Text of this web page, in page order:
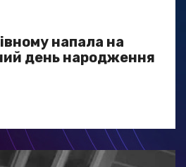
напала на
день народження